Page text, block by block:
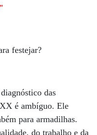
festejar?
das
é ambíguo. Ele
para armadilhas.
do trabalho e da